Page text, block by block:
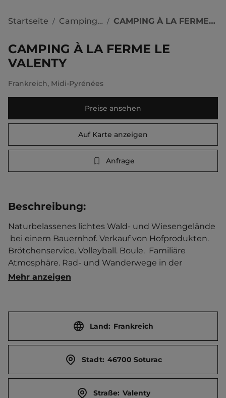
Startseite / Campingplätze / CAMPING À LA FERME LE VALENTY
CAMPING À LA FERME LE
VALENTY
Frankreich, Midi-Pyrénées
Preise ansehen
Auf Karte anzeigen
Anfrage
Beschreibung:
Naturbelassenes lichtes Wald- und Wiesengelände
bei einem Bauernhof. Verkauf von Hofprodukten.
Brötchenservice. Volleyball. Boule.  Familiäre
Atmosphäre. Rad- und Wanderwege in der
Umgebung.   Ortszentrum 500 m entfernt
Mehr anzeigen
Land: Frankreich
Stadt: 46700 Soturac
Straße: Valenty